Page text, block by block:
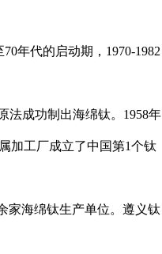
年代的启动期，1970-1982
法成功制出海绵钛。1958年
加工厂成立了中国第1个钛
海绵钛生产单位。遵义钛